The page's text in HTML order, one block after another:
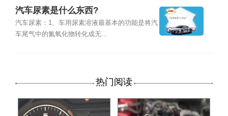
汽车尿素是什么东西?
汽车尿素：1、车用尿素溶液最基本的功能是将汽
车尾气中的氮氧化物转化成无...
热门阅读